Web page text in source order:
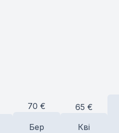
70 €
Бер
65 €
Кві